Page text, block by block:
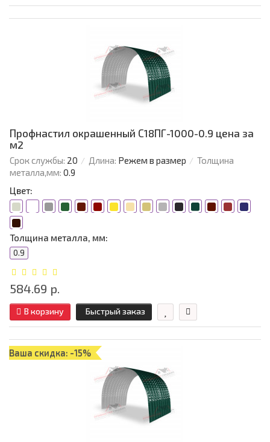
Профнастил окрашенный С18ПГ-1000-0.9 цена за
м2
Срок службы: 20 Длина: Режем в размер
Толщина
металла,мм: 0.9
Цвет:
Толщина металла, мм:
0.9
584.69 р.
В корзину Быстрый заказ
Ваша скидка: -15%